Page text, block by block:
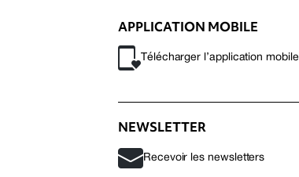
APPLICATION MOBILE
Télécharger l’application mobile
NEWSLETTER
Recevoir les newsletters